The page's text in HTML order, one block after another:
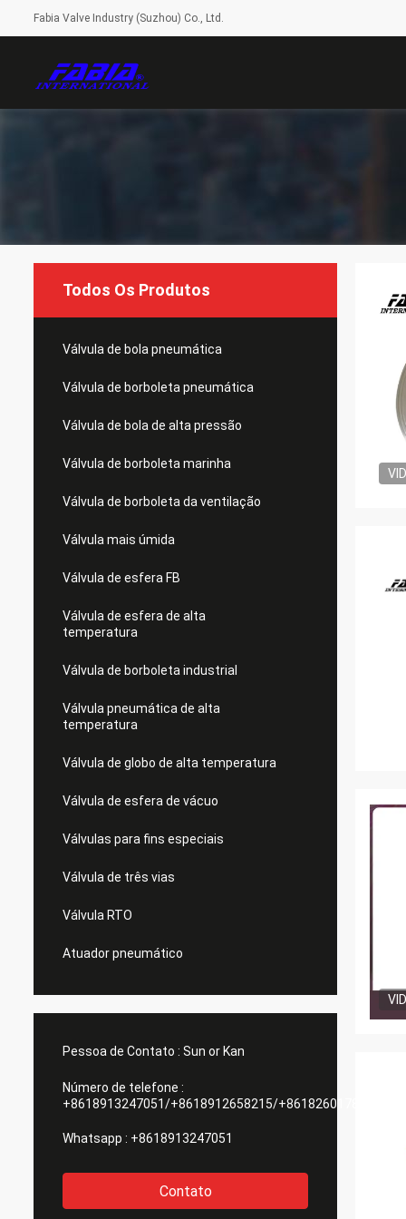
Fabia Valve Industry (Suzhou) Co., Ltd.
Todos Os Produtos
Válvula de bola pneumática
Válvula de borboleta pneumática
Válvula de bola de alta pressão
Válvula de borboleta marinha
Válvula de borboleta da ventilação
Válvula mais úmida
Válvula de esfera FB
Válvula de esfera de alta
temperatura
Válvula de borboleta industrial
Válvula pneumática de alta
temperatura
Válvula de globo de alta temperatura
Válvula de esfera de vácuo
Válvulas para fins especiais
Válvula de três vias
Válvula RTO
Atuador pneumático
Pessoa de Contato : Sun or Kan
Número de telefone :
+8618913247051/+8618912658215/+8618260178084
Whatsapp : +8618913247051
Contato